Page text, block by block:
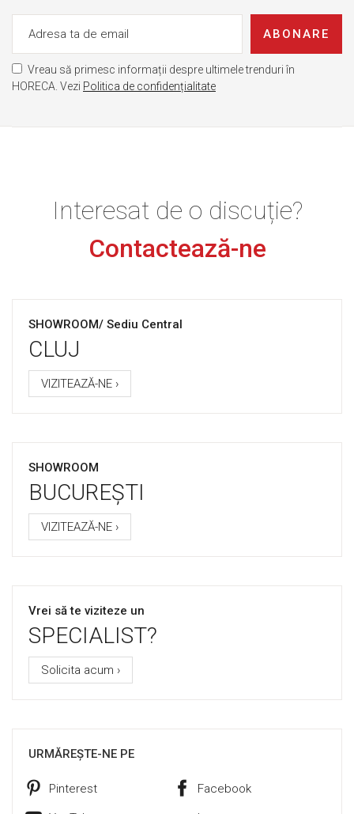
ABONARE
Vreau să primesc informații despre ultimele trenduri în
HORECA. Vezi Politica de confidențialitate
Interesat de o discuție?
Contactează-ne
SHOWROOM/ Sediu Central
CLUJ
VIZITEAZĂ-NE ›
SHOWROOM
BUCUREȘTI
VIZITEAZĂ-NE ›
Vrei să te viziteze un
SPECIALIST?
Solicita acum ›
URMĂREȘTE-NE PE
Pinterest Facebook